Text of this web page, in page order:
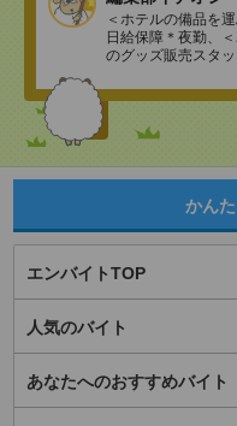
＜ホテルの備品を
日給保障＊夜勤、
のグッズ販売スタ
かん
エンバイトTOP
人気のバイト
あなたへのおすすめバイト